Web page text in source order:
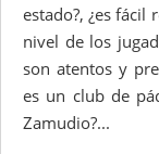
estado?, ¿es fácil
nivel de los
son atentos y
es un club de
Zamudio?...